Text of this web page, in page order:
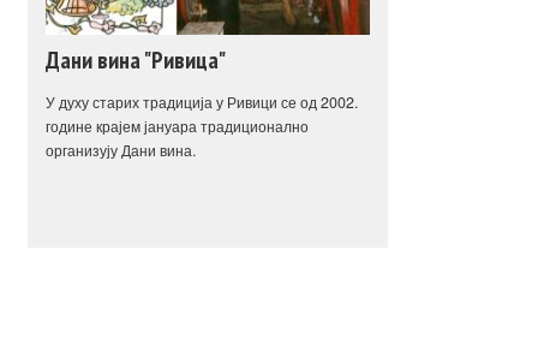
Дани вина "Ривица"
У духу старих традиција у Ривици се од 2002.
године крајем јануара традиционално
организују Дани вина.